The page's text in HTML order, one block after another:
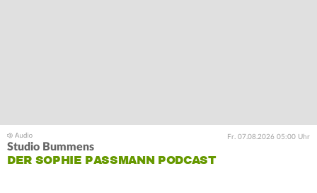
Fr. 07.08.2026 05:00 Uhr
Studio Bummens
DER SOPHIE PASSMANN PODCAST